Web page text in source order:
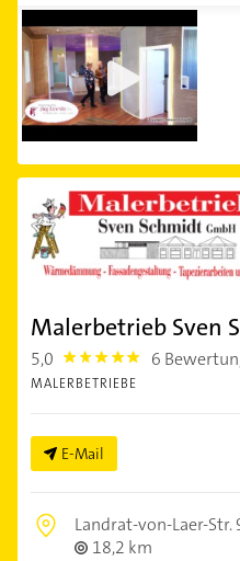
Malerbetrieb Sven
5,0 5.0 6
MALERBETRIEBE
E-Mail
Landrat-von-Laer-Str.
18,2 km